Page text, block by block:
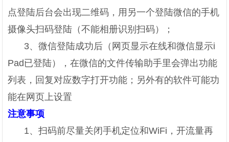
点登陆后台会出现二维码，用另一个登陆微信的手机
摄像头扫码登陆（不能相册识别扫码）；
3、微信登陆成功后（网页显示在线和微信显示i
Pad已登陆），在微信的文件传输助手里会弹出功能
列表，回复对应数字打开功能；另外有的软件可能功
能在网页上设置
注意事项
1、扫码前尽量关闭手机定位和WiFi，开流量再